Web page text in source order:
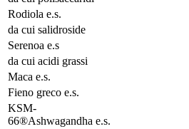
Rodiola e.s.
da cui salidroside
Serenoa e.s
da cui acidi grassi
Maca e.s.
Fieno greco e.s.
KSM-
66®Ashwagandha e.s.